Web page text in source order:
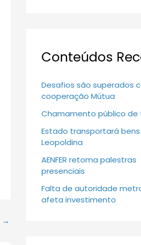
→
Conteúdos
Desafios são superados
cooperação Mútua
Chamamento público de
Estado transportará
Leopoldina
AENFER retoma palestras
presenciais
Falta de autoridade
afeta investimento